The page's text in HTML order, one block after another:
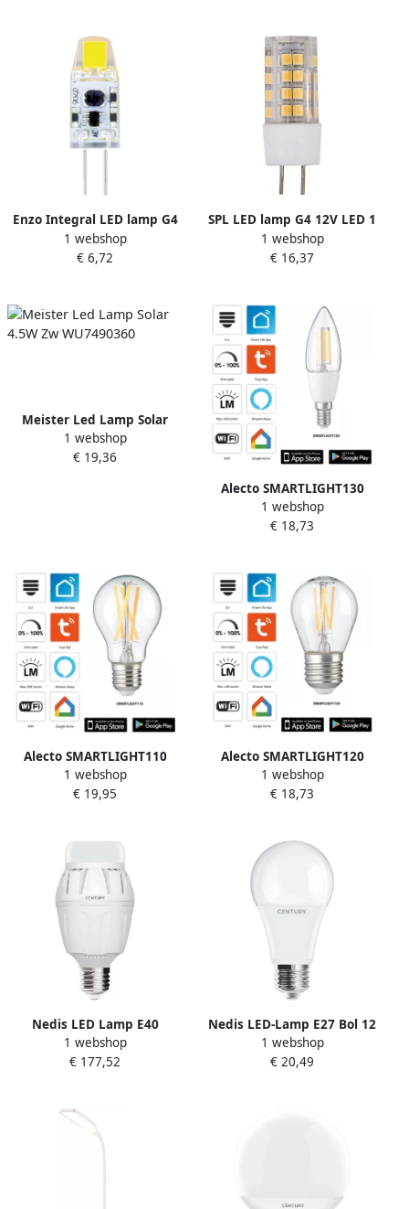
Enzo Integral LED lamp G4
12V LED COB 1.1W 2700K
LED0080
1 webshop
€ 6,72
SPL LED lamp G4 12V LED 1
5watt 2700K LED0101
1 webshop
€ 16,37
Meister Led Lamp Solar
4.5W Zw WU7490360
1 webshop
€ 19,36
Alecto SMARTLIGHT130
Slimme filament LED-lamp
met Wi-Fi SMARTLIGHT130
1 webshop
€ 18,73
Alecto SMARTLIGHT110
Slimme filament LED-lamp
met Wi-Fi SMARTLIGHT110
1 webshop
€ 19,95
Alecto SMARTLIGHT120
Slimme filament LED-lamp
met Wi-Fi SMARTLIGHT120
1 webshop
€ 18,73
Nedis LED Lamp E40
MAXIMA 150 W 16490 lm
6500 K MX-1504065
1 webshop
€ 177,52
Nedis LED-Lamp E27 Bol 12
W 1280 lm 3000 K ARP-
122430
1 webshop
€ 20,49